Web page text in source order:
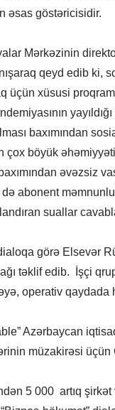
əsas göstəricisidir.
Mərkəzinin
qeyd edib ki,
üçün xüsusi
baxımından
çox böyük
əvəzsiz
abonent
suallar
görə Elsevər
təklif edib. İşçi
operativ qaydada
Azərbaycan
müzakirəsi
5 000 artıq